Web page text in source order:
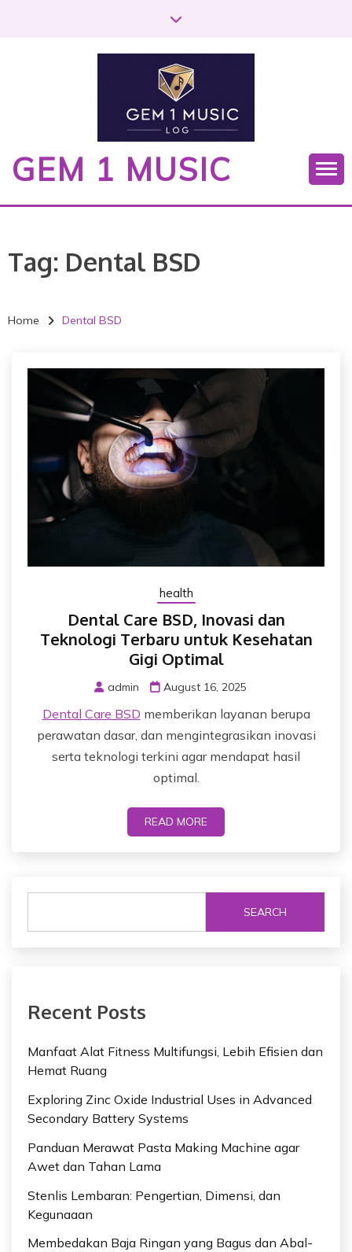
GEM 1 MUSIC
Tag: Dental BSD
Home Dental BSD
health
Dental Care BSD, Inovasi dan
Teknologi Terbaru untuk Kesehatan
Gigi Optimal
admin August 16, 2025
Dental Care BSD memberikan layanan berupa
perawatan dasar, dan mengintegrasikan inovasi
serta teknologi terkini agar mendapat hasil
optimal.
READ MORE
SEARCH
Recent Posts
Manfaat Alat Fitness Multifungsi, Lebih Efisien dan
Hemat Ruang
Exploring Zinc Oxide Industrial Uses in Advanced
Secondary Battery Systems
Panduan Merawat Pasta Making Machine agar
Awet dan Tahan Lama
Stenlis Lembaran: Pengertian, Dimensi, dan
Kegunaaan
Membedakan Baja Ringan yang Bagus dan Abal-